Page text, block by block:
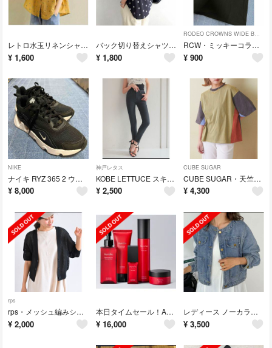
レトロ水玉リネンシャツ・M
¥ 1,600
バック切り替えシャツブラウス
¥ 1,800
RODEO CROWNS WIDE BOWL
RCW・ミッキーコラボTシャツ
¥ 900
NIKE
ナイキ RYZ 365 2 ウィメンズ シューズ ・ブラック
¥ 8,000
神戸レタス
KOBE LETTUCE スキニーデニム
¥ 2,500
CUBE SUGAR
CUBE SUGAR・天竺パウダー加工異素材切替Tシャツ
¥ 4,300
rps
rps・メッシュ編みショートニットカーディガン
¥ 2,000
本日タイムセール！Aurelie・プレミアム集中ケア5点セット
¥ 16,000
レディース ノーカラー ジャケット・ Gジャン
¥ 3,500